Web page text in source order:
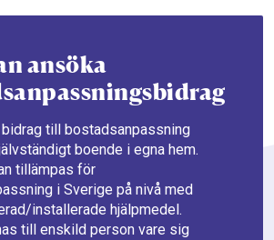
ansöka
bidrag till bostadsanpassning
boende i egna hem.
tillämpas för
i Sverige på nivå med
installerade hjälpmedel.
till enskild person vare sig